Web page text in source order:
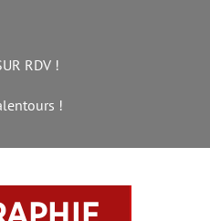
RDV !
!